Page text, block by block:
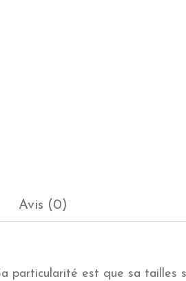
Avis (0)
particularité est que sa tailles